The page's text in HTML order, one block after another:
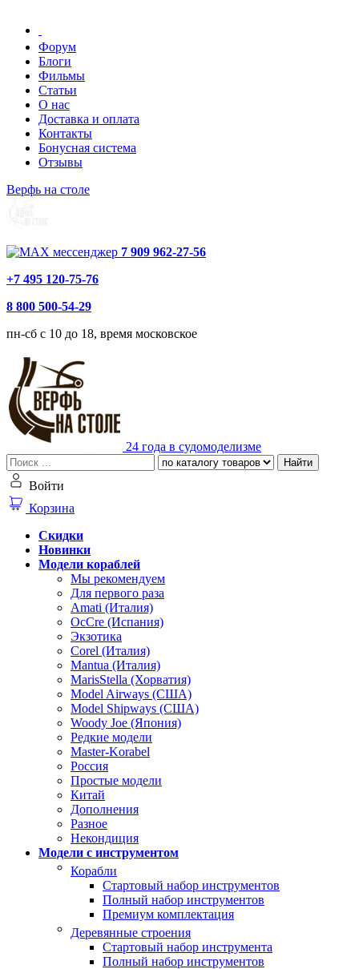
Форум
Блоги
Фильмы
Статьи
О нас
Доставка и оплата
Контакты
Бонусная система
Отзывы
Верфь на столе
7 909 962-27-56
+7 495 120-75-76
8 800 500-54-29
пн-сб с 10 до 18, время московское
24 года в судомоделизме
Найти
Войти
Корзина
Скидки
Новинки
Модели кораблей
Мы рекомендуем
Для первого раза
Amati (Италия)
OcCre (Испания)
Экзотика
Corel (Италия)
Mantua (Италия)
MarisStella (Хорватия)
Model Airways (США)
Model Shipways (США)
Woody Joe (Япония)
Редкие модели
Master-Korabel
Россия
Простые модели
Китай
Дополнения
Разное
Некондиция
Модели с инструментом
Корабли
Стартовый набор инструментов
Полный набор инструментов
Премиум комплектация
Деревянные строения
Стартовый набор инструмента
Полный набор инструментов